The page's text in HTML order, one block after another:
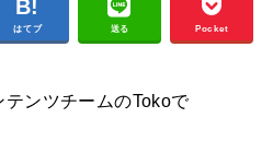
はてブ 送る Pocket
ンツチームのTokoで